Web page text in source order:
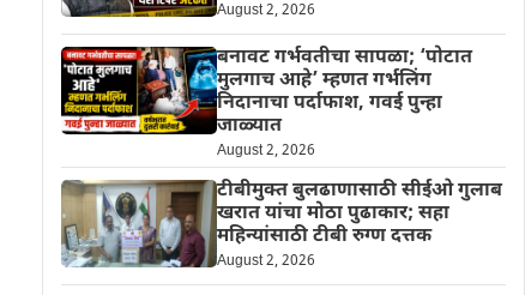
August 2, 2026
बनावट गर्भवतीचा सापळा; ‘पोटात
मुलगाच आहे’ म्हणत गर्भलिंग
निदानाचा पर्दाफाश, गवई पुन्हा
जाळ्यात
August 2, 2026
टीबीमुक्त बुलढाणासाठी सीईओ गुलाब
खरात यांचा मोठा पुढाकार; सहा
महिन्यांसाठी टीबी रुग्ण दत्तक
August 2, 2026